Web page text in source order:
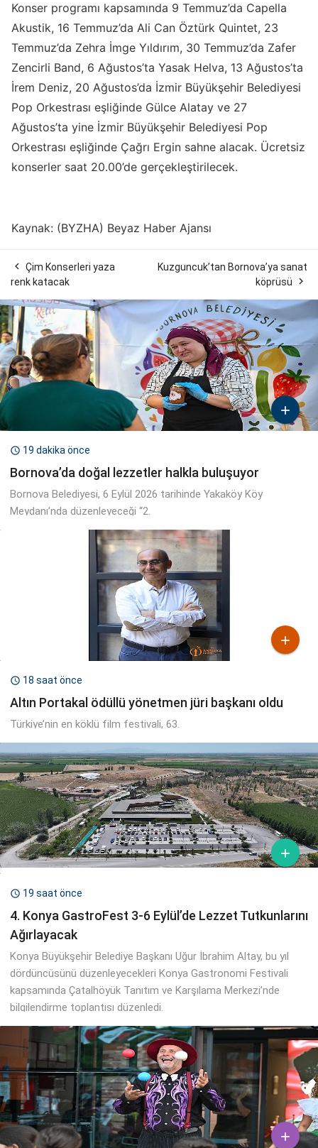
Konser programı kapsamında 9 Temmuz’da Capella
Akustik, 16 Temmuz’da Ali Can Öztürk Quintet, 23
Temmuz’da Zehra İmge Yıldırım, 30 Temmuz’da Zafer
Zencirli Band, 6 Ağustos’ta Yasak Helva, 13 Ağustos’ta
İrem Deniz, 20 Ağustos’da İzmir Büyükşehir Belediyesi
Pop Orkestrası eşliğinde Gülce Alatay ve 27
Ağustos’ta yine İzmir Büyükşehir Belediyesi Pop
Orkestrası eşliğinde Çağrı Ergin sahne alacak. Ücretsiz
konserler saat 20.00’de gerçekleştirilecek.
Kaynak: (BYZHA) Beyaz Haber Ajansı
 Çim Konserleri yaza
renk katacak
Kuzguncuk’tan Bornova’ya sanat
köprüsü


 19 dakika önce
Bornova’da doğal lezzetler halkla buluşuyor
Bornova Belediyesi, 6 Eylül 2026 tarihinde Yakaköy Köy
Meydanı’nda düzenleyeceği “2.

 18 saat önce
Altın Portakal ödüllü yönetmen jüri başkanı oldu
Türkiye’nin en köklü film festivali, 63.

 19 saat önce
4. Konya GastroFest 3-6 Eylül’de Lezzet Tutkunlarını
Ağırlayacak
Konya Büyükşehir Belediye Başkanı Uğur İbrahim Altay, bu yıl
dördüncüsünü düzenleyecekleri Konya Gastronomi Festivali
kapsamında Çatalhöyük Tanıtım ve Karşılama Merkezi’nde
bilgilendirme toplantısı düzenledi.
